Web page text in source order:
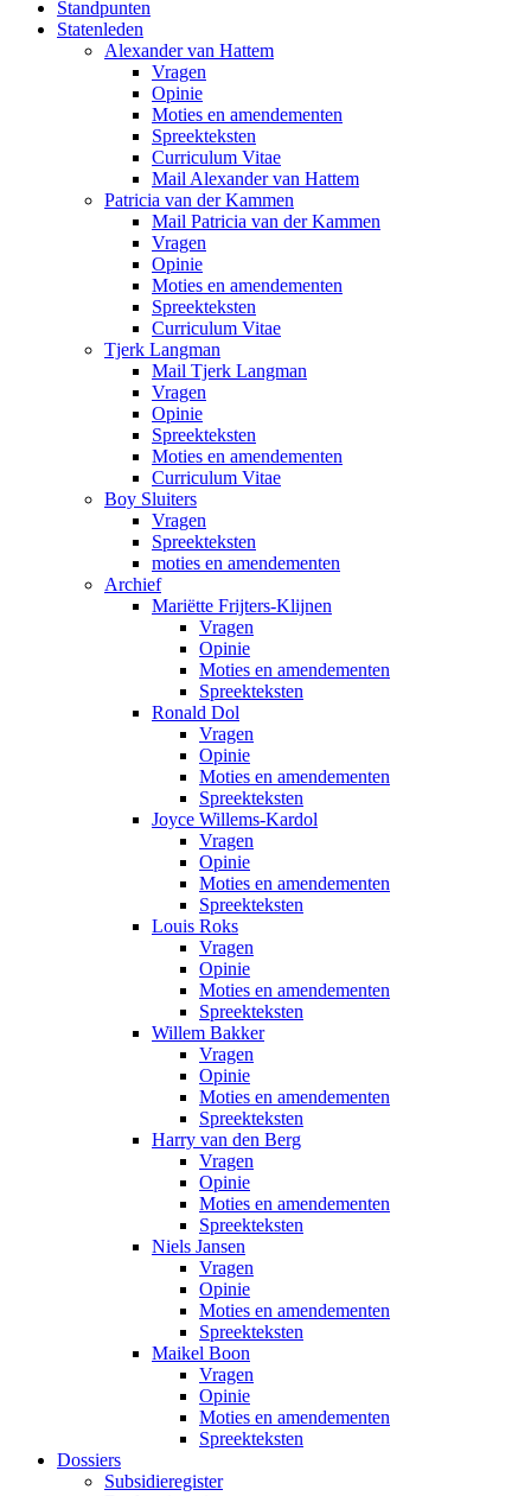
Standpunten
Statenleden
Alexander van Hattem
Vragen
Opinie
Moties en amendementen
Spreekteksten
Curriculum Vitae
Mail Alexander van Hattem
Patricia van der Kammen
Mail Patricia van der Kammen
Vragen
Opinie
Moties en amendementen
Spreekteksten
Curriculum Vitae
Tjerk Langman
Mail Tjerk Langman
Vragen
Opinie
Spreekteksten
Moties en amendementen
Curriculum Vitae
Boy Sluiters
Vragen
Spreekteksten
moties en amendementen
Archief
Mariëtte Frijters-Klijnen
Vragen
Opinie
Moties en amendementen
Spreekteksten
Ronald Dol
Vragen
Opinie
Moties en amendementen
Spreekteksten
Joyce Willems-Kardol
Vragen
Opinie
Moties en amendementen
Spreekteksten
Louis Roks
Vragen
Opinie
Moties en amendementen
Spreekteksten
Willem Bakker
Vragen
Opinie
Moties en amendementen
Spreekteksten
Harry van den Berg
Vragen
Opinie
Moties en amendementen
Spreekteksten
Niels Jansen
Vragen
Opinie
Moties en amendementen
Spreekteksten
Maikel Boon
Vragen
Opinie
Moties en amendementen
Spreekteksten
Dossiers
Subsidieregister